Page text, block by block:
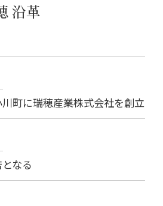
沿革
町に瑞穂産業株式会社を創立
なる